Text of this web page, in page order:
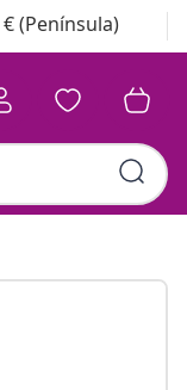
(Península)